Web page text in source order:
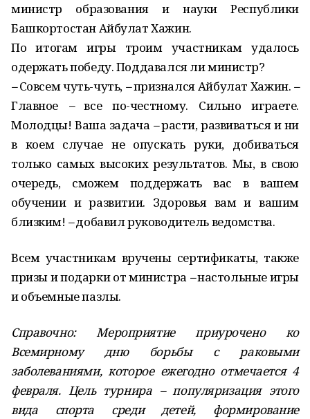
министр образования и науки Республики
Башкортостан Айбулат Хажин.
По итогам игры троим участникам удалось
одержать победу. Поддавался ли министр?
–Совсем чуть-чуть, –признался Айбулат Хажин. –
Главное –все по-честному. Сильно играете.
Молодцы! Ваша задача –расти, развиваться и ни
в коем случае не опускать руки, добиваться
только самых высоких результатов. Мы, в свою
очередь, сможем поддержать вас в вашем
обучении и развитии. Здоровья вам и вашим
близким! –добавил руководитель ведомства.
Всем участникам вручены сертификаты, также
призы и подарки от министра –настольные игры
и объемные пазлы.
Справочно: Мероприятие приурочено ко
Всемирному дню борьбы с раковыми
заболеваниями, которое ежегодно отмечается 4
февраля. Цель турнира – популяризация этого
вида спорта среди детей, формирование